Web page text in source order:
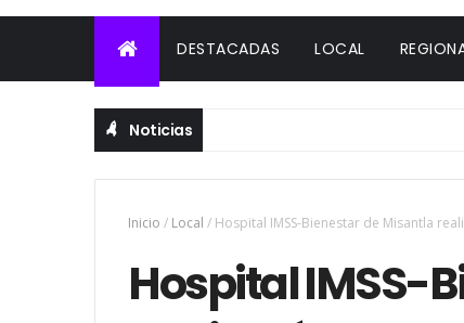
DESTACADAS LOCAL
Noticias
Inicio / Local / Hospital IMSS-Bienestar de Misantla
Hospital IMSS-